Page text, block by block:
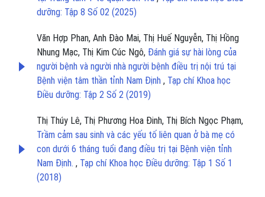
dưỡng: Tập 8 Số 02 (2025)
Văn Hợp Phan, Anh Đào Mai, Thị Huế Nguyễn, Thị Hồng
Nhung Mạc, Thị Kim Cúc Ngô, Đánh giá sự hài lòng của
người bệnh và người nhà người bệnh điều trị nội trú tại
Bệnh viện tâm thần tỉnh Nam Định , Tạp chí Khoa học
Điều dưỡng: Tập 2 Số 2 (2019)
Thị Thúy Lê, Thị Phương Hoa Đinh, Thị Bích Ngọc Phạm,
Trầm cảm sau sinh và các yếu tố liên quan ở bà mẹ có
con dưới 6 tháng tuổi đang điều trị tại Bệnh viện tỉnh
Nam Định. , Tạp chí Khoa học Điều dưỡng: Tập 1 Số 1
(2018)